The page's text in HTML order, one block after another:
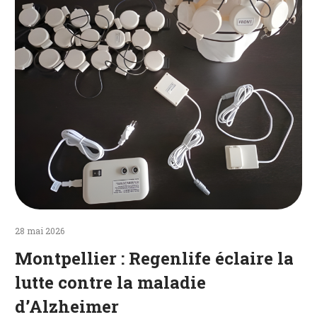
lutte
contre
la
maladie
d’Alzheimer
28 mai 2026
Montpellier : Regenlife éclaire la
lutte contre la maladie
d’Alzheimer